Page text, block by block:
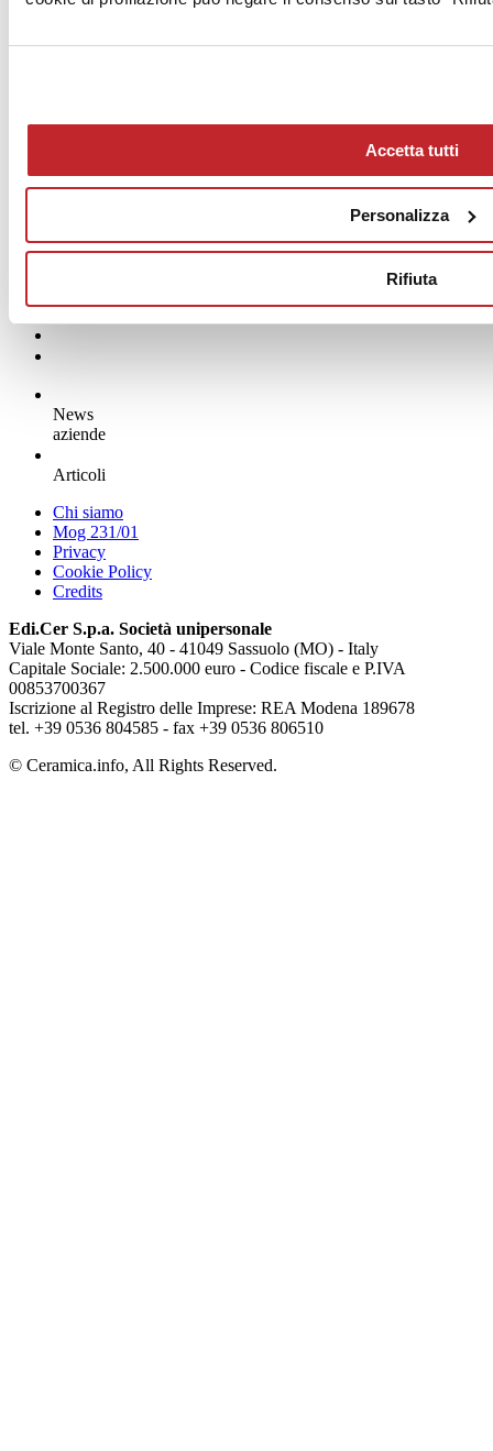
Accetta tutti
Personalizza
Rifiuta
News
aziende
Articoli
Chi siamo
Mog 231/01
Privacy
Cookie Policy
Credits
Edi.Cer S.p.a. Società unipersonale
Viale Monte Santo, 40 - 41049 Sassuolo (MO) - Italy
Capitale Sociale: 2.500.000 euro - Codice fiscale e P.IVA
00853700367
Iscrizione al Registro delle Imprese: REA Modena 189678
tel. +39 0536 804585 - fax +39 0536 806510
© Ceramica.info, All Rights Reserved.